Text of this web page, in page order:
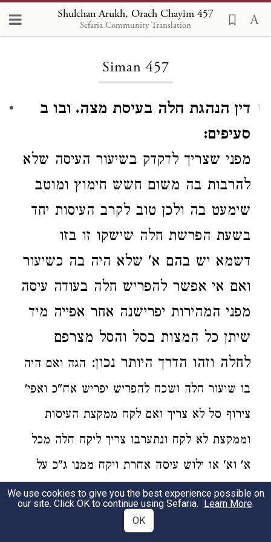
Shulchan Arukh, Orach Chayim 457
Sefaria Community Translation
Loading...
Siman 457
1
דין הנהגת חלה בעיסת מצה. ובו ב
סעיפים:
מפני שצריך לדקדק בשיעור העיסה שלא
להרבות בה משום חשש חימוץ ומוטב
שימעט בה ולכן טוב לקרב העיסות יחד
בשעת הפרשת חלה שישקו זו בזו
דשמא יש בהם א' שלא היה בה כשיעור
ואם אי אפשר להפריש חלה בעודה עיסה
מפני המהירות יפרישנה אחר אפייה מיד
שיתן כל המצות בסל והסל מצרפם
לחלה וזהו הדרך היותר נכון: הגה ואם היה
בו שיעור חלה ושכח להפריש יפריש אח"כ ואפי'
צירוף סל לא צריך ואם לקח ממקצת העיסות
וממקצת לא לקח ונתערבו צריך ליקח חלה מכל
א' וא' או ילוש עיסה אחרת ויקח ממנו ג"כ על
אותן שנתערבוואם מכיר מצה אחת שחייבת
בחלה נוטל ממנה על האחרות (הגה' מיימוני פ"ג
We use cookies to give you the best experience possible on
our site. Click OK to continue using Sefaria. Learn More.
OK